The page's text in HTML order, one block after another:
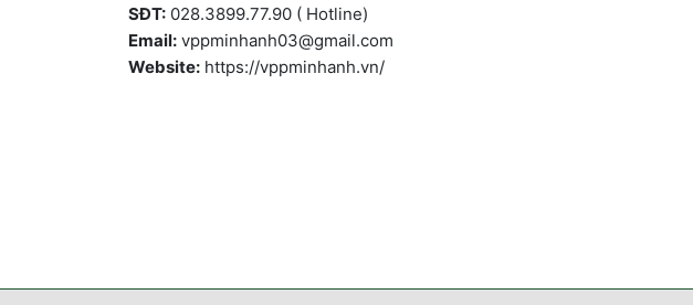
SĐT:028.3899.77.90 ( Hotline)
Email:vppminhanh03@gmail.com
Website:https://vppminhanh.vn/